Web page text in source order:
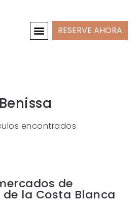
RESERVE AHORA
Benissa
encontrados
de
la Costa Blanca